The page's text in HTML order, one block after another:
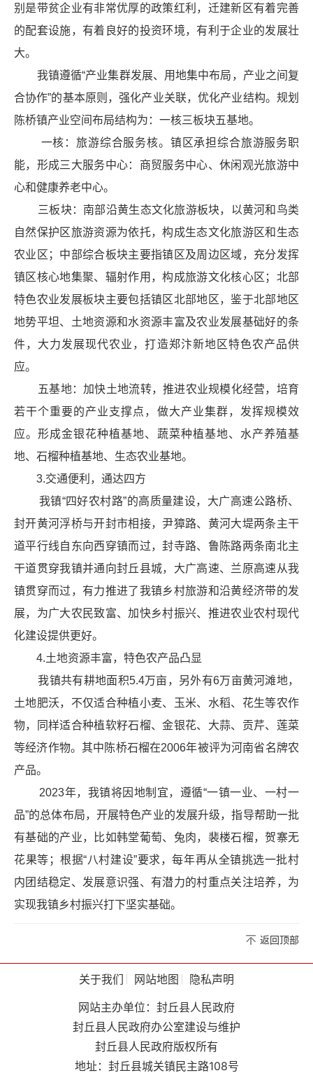
别是带贫企业有非常优厚的政策红利，迁建新区有着完善
的配套设施，有着良好的投资环境，有利于企业的发展壮
大。
我镇遵循“产业集群发展、用地集中布局，产业之间复
合协作”的基本原则，强化产业关联，优化产业结构。规划
陈桥镇产业空间布局结构为：一核三板块五基地。
一核：旅游综合服务核。镇区承担综合旅游服务职
能，形成三大服务中心：商贸服务中心、休闲观光旅游中
心和健康养老中心。
三板块：南部沿黄生态文化旅游板块，以黄河和鸟类
自然保护区旅游资源为依托，构成生态文化旅游区和生态
农业区；中部综合板块主要指镇区及周边区域，充分发挥
镇区核心地集聚、辐射作用，构成旅游文化核心区；北部
特色农业发展板块主要包括镇区北部地区，鉴于北部地区
地势平坦、土地资源和水资源丰富及农业发展基础好的条
件，大力发展现代农业，打造郑汴新地区特色农产品供
应。
五基地：加快土地流转，推进农业规模化经营，培育
若干个重要的产业支撑点，做大产业集群，发挥规模效
应。形成金银花种植基地、蔬菜种植基地、水产养殖基
地、石榴种植基地、生态农业基地。
3.交通便利，通达四方
我镇“四好农村路”的高质量建设，大广高速公路桥、
封开黄河浮桥与开封市相接，尹獐路、黄河大堤两条主干
道平行线自东向西穿镇而过，封寺路、鲁陈路两条南北主
干道贯穿我镇并通向封丘县城，大广高速、兰原高速从我
镇贯穿而过，有力推进了我镇乡村旅游和沿黄经济带的发
展，为广大农民致富、加快乡村振兴、推进农业农村现代
化建设提供更好。
4.土地资源丰富，特色农产品凸显
我镇共有耕地面积5.4万亩，另外有6万亩黄河滩地，
土地肥沃，不仅适合种植小麦、玉米、水稻、花生等农作
物，同样适合种植软籽石榴、金银花、大蒜、贡芹、莲菜
等经济作物。其中陈桥石榴在2006年被评为河南省名牌农
产品。
2023年，我镇将因地制宜，遵循“一镇一业、一村一
品”的总体布局，开展特色产业的发展升级，指导帮助一批
有基础的产业，比如韩堂葡萄、兔肉，裴楼石榴，贺寨无
花果等；根据“八村建设”要求，每年再从全镇挑选一批村
内团结稳定、发展意识强、有潜力的村重点关注培养，为
实现我镇乡村振兴打下坚实基础。
返回顶部
关于我们 网站地图
隐私声明
网站主办单位：封丘县人民政府
封丘县人民政府办公室建设与维护
封丘县人民政府版权所有
地址：封丘县城关镇民主路108号